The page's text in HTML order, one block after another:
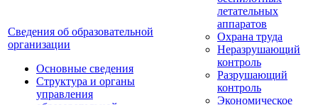
Сведения об образовательной
организации
Основные сведения
Структура и органы
управления
летательных
аппаратов
Охрана труда
Неразрушающий
контроль
Разрушающий
контроль
Экономическое